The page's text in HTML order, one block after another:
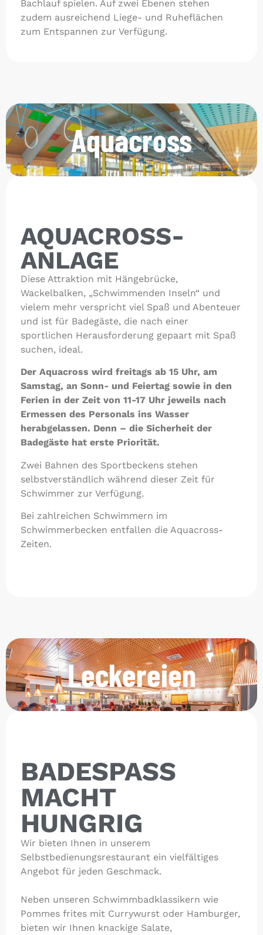
Bachlauf spielen. Auf zwei Ebenen stehen
zudem ausreichend Liege- und Ruheflächen
zum Entspannen zur Verfügung.
Aquacross
AQUACROSS-
ANLAGE
Diese Attraktion mit Hängebrücke,
Wackelbalken, „Schwimmenden Inseln“ und
vielem mehr verspricht viel Spaß und Abenteuer
und ist für Badegäste, die nach einer
sportlichen Herausforderung gepaart mit Spaß
suchen, ideal.
Der Aquacross wird freitags ab 15 Uhr, am
Samstag, an Sonn- und Feiertag sowie in den
Ferien in der Zeit von 11-17 Uhr jeweils nach
Ermessen des Personals ins Wasser
herabgelassen. Denn – die Sicherheit der
Badegäste hat erste Priorität.
Zwei Bahnen des Sportbeckens stehen
selbstverständlich während dieser Zeit für
Schwimmer zur Verfügung.
Bei zahlreichen Schwimmern im
Schwimmerbecken entfallen die Aquacross-
Zeiten.
Leckereien
BADESPASS M
ACHT H
UNGRIG
Wir bieten Ihnen in unserem
Selbstbedienungsrestaurant ein vielfältiges
Angebot für jeden Geschmack.
Neben unseren Schwimmbadklassikern wie
Pommes frites mit Currywurst oder Hamburger,
bieten wir Ihnen knackige Salate,